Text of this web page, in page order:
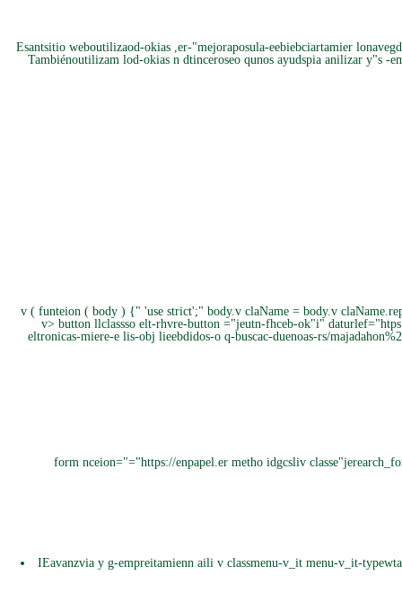
Esantsitio weboutilizaod-okias ,er-"mejoraposula-eebiebciartamier
Tambiénoutilizam lod-okias n dtinceroseo qunos ayudspia anilizar y"s -
v ( funteion ( body ) {" 'use strict';" body.v claName = body.v
v> button llclassso elt-rhvre-button ="jeutn-fhceb-ok"i"
eltronicas-miere-e lis-obj lieebdidos-o q-buscac-duenoas-rs/
form nceion="="https://enpapel.er metho idgcsliv
IEavanzvia y g-empreitamienn aili v classmenu-v_it menu-v_it-